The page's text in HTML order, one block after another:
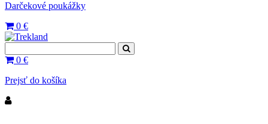
Darčekové poukážky
0 €
0 €
Prejsť do košíka